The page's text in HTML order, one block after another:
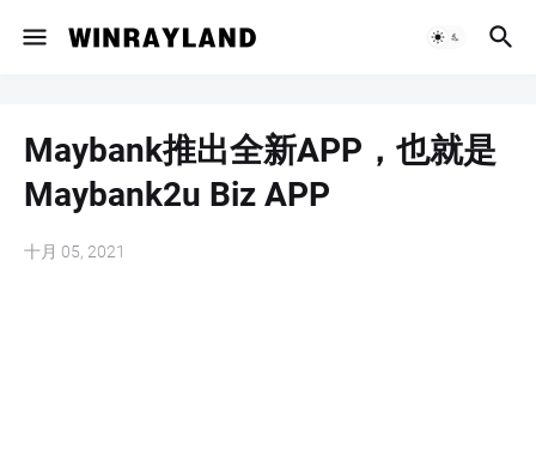
Maybank推出全新APP，也就是
Maybank2u Biz APP
十月 05, 2021